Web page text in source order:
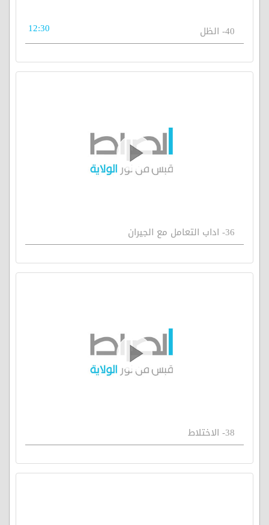
40- الظل 12:30
36- اداب التعامل مع الجيران
38- الاختلاط